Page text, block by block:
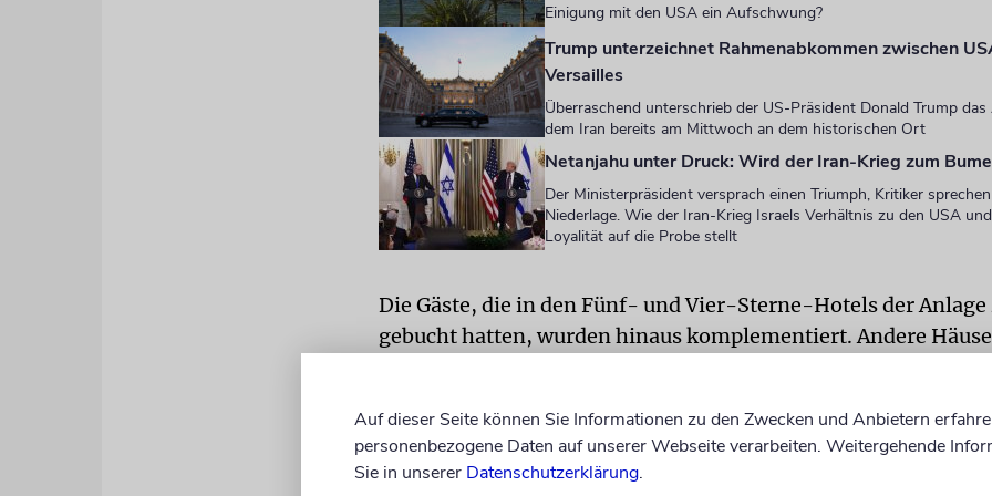
Einigung mit den USA ein Aufschwung?
Trump unterzeichnet Rahmenabkommen zwischen
Versailles
Überraschend unterschrieb der US-Präsident Donald Trump
dem Iran bereits am Mittwoch an dem historischen Ort
Netanjahu unter Druck: Wird der Iran-Krieg zum
Der Ministerpräsident versprach einen Triumph, Kritiker
Niederlage. Wie der Iran-Krieg Israels Verhältnis zu den USA
Loyalität auf die Probe stellt
Die Gäste, die in den Fünf- und Vier-Sterne-Hotels der
gebucht hatten, wurden hinaus komplementiert. Andere
US-Präsident Donald Trump und die iranische Seite hatten das
Rahmenabkommen am Mittwochabend separat
nach pakistanischen Angaben mit »sofortiger Wirkung« in
Auf dieser Seite können Sie Informationen zu den Zwecken und Anbietern
personenbezogene Daten auf unserer Webseite verarbeiten. Weitergehende
Sie in unserer Datenschutzerklärung.